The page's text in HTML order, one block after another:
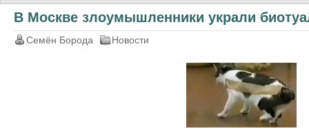
В Москве злоумышленники украли
Семён Борода Новости